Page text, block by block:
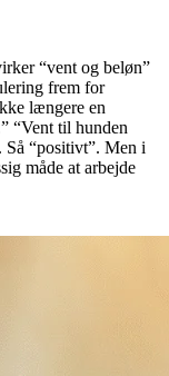
“vent og beløn”
frem for
længere en
“Vent til hunden
“positivt”. Men i
måde at arbejde